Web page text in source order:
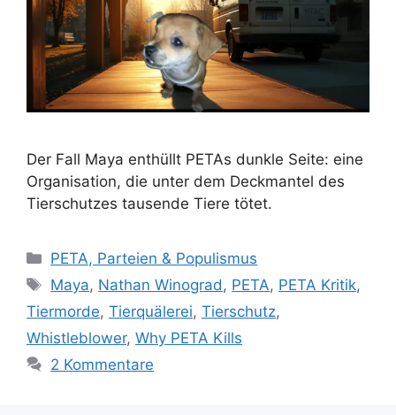
Der Fall Maya enthüllt PETAs dunkle Seite: eine
Organisation, die unter dem Deckmantel des
Tierschutzes tausende Tiere tötet.
K
a
e
g
o
PETA, Parteien & Populismus
S
c
l
a
Maya, Nathan Winograd, PETA, PETA Kritik,
Tiermorde, Tierquälerei, Tierschutz,
Whistleblower, Why PETA Kills
2 Kommentare